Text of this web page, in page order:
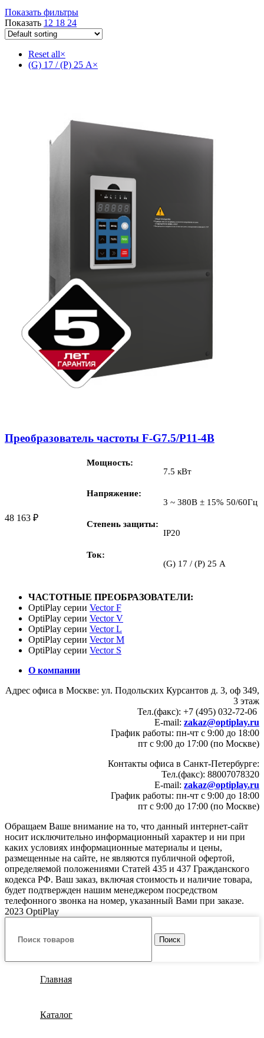
Показать фильтры
Показать 12 18 24
Reset all×
(G) 17 / (P) 25 А×
Преобразователь частоты F-G7.5/P11-4B
48 163 ₽
Мощность
7.5 кВт
Напряжение
3 ~ 380В ± 15% 50/60Гц
Степень защиты
IP20
Ток
(G) 17 / (P) 25 А
ЧАСТОТНЫЕ ПРЕОБРАЗОВАТЕЛИ:
OptiPlay серии Vector F
OptiPlay серии Vector V
OptiPlay серии Vector L
OptiPlay серии Vector M
OptiPlay серии Vector S
О компании
Адрес офиса в Москве: ул. Подольских Курсантов д. 3, оф 349,
3 этаж
Тел.(факс): +7 (495) 032-72-06
E-mail: zakaz@optiplay.ru
График работы: пн-чт с 9:00 до 18:00
пт с 9:00 до 17:00 (по Москве)
Контакты офиса в Санкт-Петербурге:
Тел.(факс): 88007078320
E-mail: zakaz@optiplay.ru
График работы: пн-чт с 9:00 до 18:00
пт с 9:00 до 17:00 (по Москве)
Обращаем Ваше внимание на то, что данный интернет-сайт
носит исключительно информационный характер и ни при
каких условиях информационные материалы и цены,
размещенные на сайте, не являются публичной офертой,
определяемой положениями Статей 435 и 437 Гражданского
кодекса РФ. Ваш заказ, включая стоимость и наличие товара,
будет подтвержден нашим менеджером посредством
телефонного звонка на номер, указанный Вами при заказе.
2023 OptiPlay
Поиск
Главная
Каталог